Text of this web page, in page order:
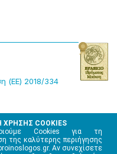
ΧΡΗΣΗΣ COOKIES
Cookies για τη
της καλύτερης περιήγησης
Αν συνεχίσετε
(ΕΕ) 2018/334
Μ.Η.Τ. 220242